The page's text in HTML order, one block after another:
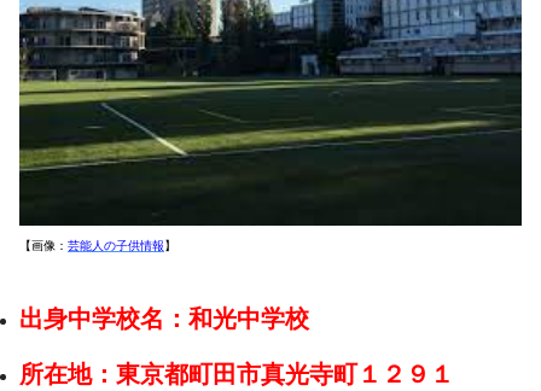
【画像： 芸能人の子供情報】
出身中学校名：和光中学校
所在地：東京都町田市真光寺町１２９１